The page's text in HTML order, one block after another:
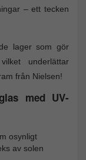
– ett tecken
lager som gör
underlättar
från Nielsen!
med UV-
osynligt
av solen